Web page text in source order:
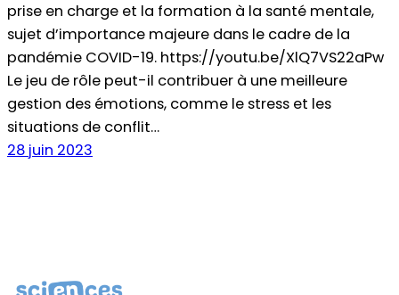
prise en charge et la formation à la santé mentale,
sujet d’importance majeure dans le cadre de la
pandémie COVID-19. https://youtu.be/XlQ7VS22aPw
Le jeu de rôle peut-il contribuer à une meilleure
gestion des émotions, comme le stress et les
situations de conflit…
28 juin 2023